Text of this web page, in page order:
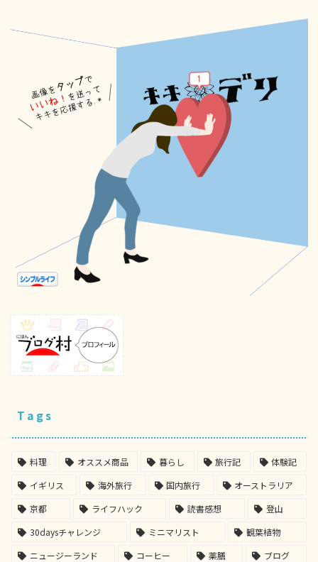
Tags
料理 オススメ商品 暮らし 旅行記
体験記
イギリス
海外旅行 国内旅行
オーストラリア
京都
ライフハック 読書感想
登山
30daysチャレンジ
ミニマリスト
観葉植物
ニュージーランド
コーヒー 薬膳
ブログ